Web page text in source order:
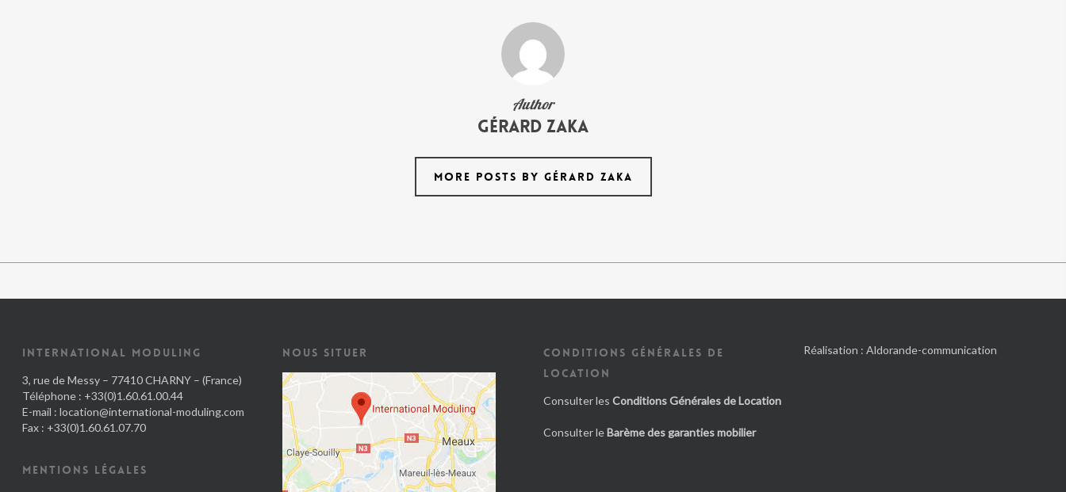
Author
Gérard Zaka
MORE POSTS BY GÉRARD ZAKA
INTERNATIONAL MODULING
3, rue de Messy – 77410 CHARNY – (France)
Téléphone : +33(0)1.60.61.00.44
E-mail : location@international-moduling.com
Fax : +33(0)1.60.61.07.70
MENTIONS LÉGALES
NOUS SITUER
CONDITIONS GÉNÉRALES DE
LOCATION
Consulter les Conditions Générales de Location
Consulter leBarème des garanties mobilier
Réalisation :Aldorande-communication